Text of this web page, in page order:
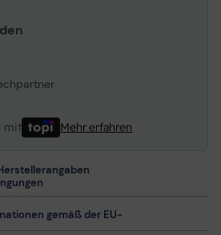
mit Mehr erfahren
gemäß der EU-